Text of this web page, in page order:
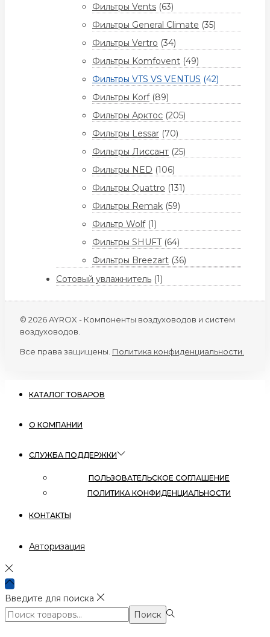
Фильтры Vents (63)
Фильтры General Climate (35)
Фильтры Vertro (34)
Фильтры Komfovent (49)
Фильтры VTS VS VENTUS (42)
Фильтры Korf (89)
Фильтры Арктос (205)
Фильтры Lessar (70)
Фильтры Лиссант (25)
Фильтры NED (106)
Фильтры Quattro (131)
Фильтры Remak (59)
Фильтр Wolf (1)
Фильтры SHUFT (64)
Фильтры Breezart (36)
Сотовый увлажнитель (1)
© 2026 AYROX - Компоненты воздуховодов и систем
воздуховодов.
Все права защищены. Политика конфиденциальности.
КАТАЛОГ ТОВАРОВ
О КОМПАНИИ
СЛУЖБА ПОДДЕРЖКИ
ПОЛЬЗОВАТЕЛЬСКОЕ СОГЛАШЕНИЕ
ПОЛИТИКА КОНФИДЕНЦИАЛЬНОСТИ
КОНТАКТЫ
Авторизация
Введите для поиска
Поиск:>
Поиск